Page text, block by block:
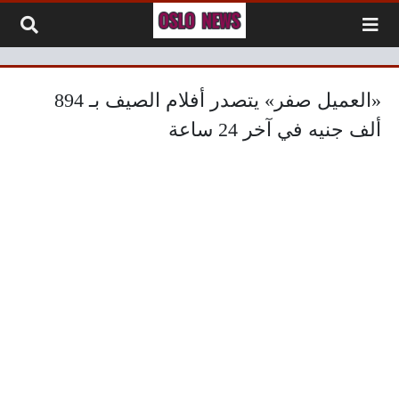
«العميل صفر» يتصدر أفلام الصيف بـ 894
ألف جنيه في آخر 24 ساعة